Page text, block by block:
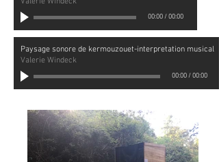
00:00/00:00
Paysage sonore de kermouzouet-interpretation musical
Valerie Windeck
00:00/00:00